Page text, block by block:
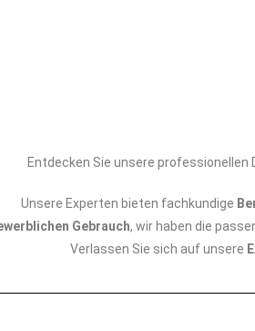
Entdecken Sie unsere
Unsere Experten bieten fachkundige
Gebrauch, wir haben die
Verlassen Sie sich auf unsere